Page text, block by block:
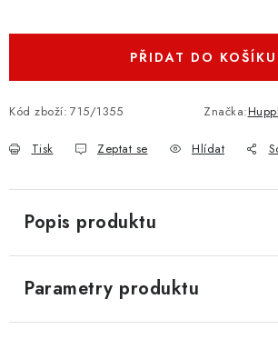
PŘIDAT DO KOŠÍKU
Kód zboží: 715/1355 Značka:
Tisk Zeptat se Hlídat
Popis produktu
Parametry produktu